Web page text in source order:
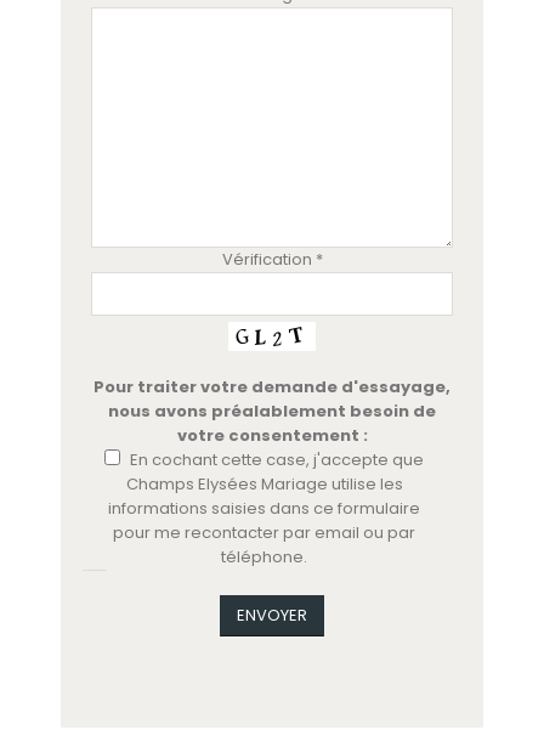
Vérification *
Pour traiter votre demande d'essayage,
nous avons préalablement besoin de
votre consentement :
En cochant cette case, j'accepte que
Champs Elysées Mariage utilise les
informations saisies dans ce formulaire
pour me recontacter par email ou par
téléphone.